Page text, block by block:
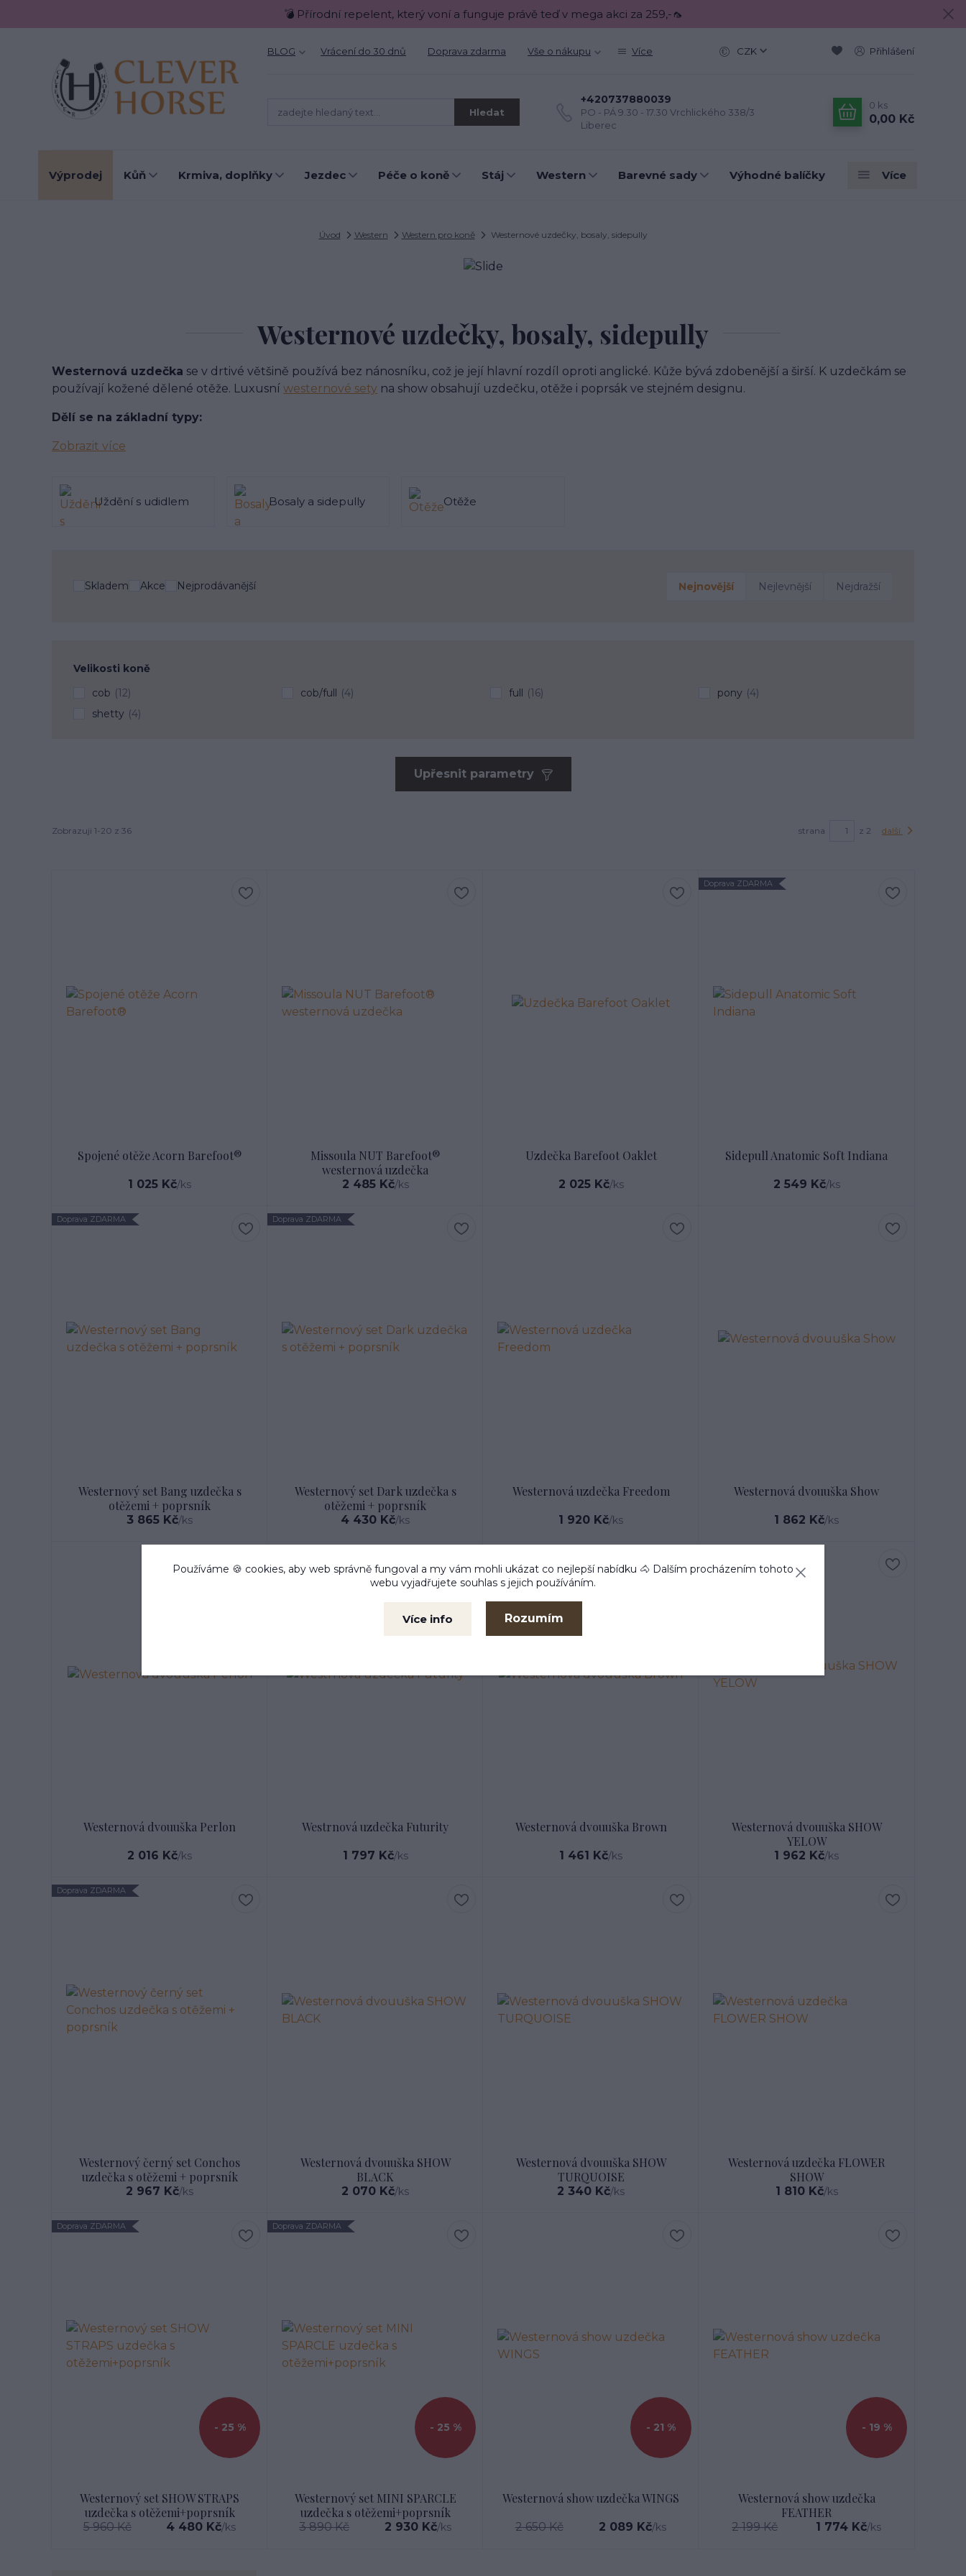
💣 Přírodní repelent, který voní a funguje právě teď v mega akci za 259,-🦟
BLOG Vrácení do 30 dnů Doprava zdarma Vše o nákupu Více CZK Přihlášení
Hledat
+420737880039
PO - PÁ 9.30 - 17.30 Vrchlického 338/3
Liberec
0 ks
0,00 Kč
Výprodej Kůň Krmiva, doplňky Jezdec Péče o koně Stáj Western Barevné sady Výhodné balíčky Více
Úvod Western Western pro koně Westernové uzdečky, bosaly, sidepully
Westernové uzdečky, bosaly, sidepully
Westernová uzdečka se v drtivé většině používá bez nánosníku, což je její hlavní rozdíl oproti anglické. Kůže bývá zdobenější a širší. K uzdečkám se
používají kožené dělené otěže. Luxusní westernové sety na show obsahují uzdečku, otěže i poprsák ve stejném designu.
Dělí se na základní typy:
Zobrazit více
Uždění s udidlem Bosaly a sidepully Otěže
Upřesnit parametry
Skladem Akce Nejprodávanější Nejnovější Nejlevnější Nejdražší
Velikosti koně
cob (12) cob/full (4) full (16) pony (4)
shetty (4)
Zobrazuji 1-20 z 36 strana z 2 další
Spojené otěže Acorn Barefoot®
1 025 Kč/ks
Missoula NUT Barefoot®
westernová uzdečka
2 485 Kč/ks
Uzdečka Barefoot Oaklet
2 025 Kč/ks
Doprava ZDARMA
Sidepull Anatomic Soft Indiana
2 549 Kč/ks
Doprava ZDARMA
Westernový set Bang uzdečka s
otěžemi + poprsník
3 865 Kč/ks
Doprava ZDARMA
Westernový set Dark uzdečka s
otěžemi + poprsník
4 430 Kč/ks
Westernová uzdečka Freedom
1 920 Kč/ks
Westernová dvouuška Show
1 862 Kč/ks
Westernová dvouuška Perlon
2 016 Kč/ks
Westrnová uzdečka Futurity
1 797 Kč/ks
Westernová dvouuška Brown
1 461 Kč/ks
Westernová dvouuška SHOW
YELOW
1 962 Kč/ks
Doprava ZDARMA
Westernový černý set Conchos
uzdečka s otěžemi + poprsník
2 967 Kč/ks
Westernová dvouuška SHOW
BLACK
2 070 Kč/ks
Westernová dvouuška SHOW
TURQUOISE
2 340 Kč/ks
Westernová uzdečka FLOWER
SHOW
1 810 Kč/ks
Doprava ZDARMA
- 25 %
Westernový set SHOW STRAPS
uzdečka s otěžemi+poprsník
5 960 Kč 4 480 Kč/ks
Doprava ZDARMA
- 25 %
Westernový set MINI SPARCLE
uzdečka s otěžemi+poprsník
3 890 Kč 2 930 Kč/ks
- 21 %
Westernová show uzdečka WINGS
2 650 Kč 2 089 Kč/ks
- 19 %
Westernová show uzdečka
FEATHER
2 199 Kč 1 774 Kč/ks
Používáme 🍪 cookies, aby web správně fungoval a my vám mohli ukázat co nejlepší nabídku 🐴 Dalším procházením tohoto
webu vyjadřujete souhlas s jejich používáním.
Více info Rozumím